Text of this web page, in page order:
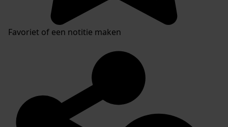
Favoriet of een notitie maken